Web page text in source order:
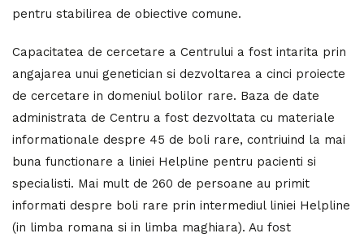
pentru stabilirea de obiective comune.
Capacitatea de cercetare a Centrului a fost intarita prin
angajarea unui genetician si dezvoltarea a cinci proiecte
de cercetare in domeniul bolilor rare. Baza de date
administrata de Centru a fost dezvoltata cu materiale
informationale despre 45 de boli rare, contriuind la mai
buna functionare a liniei Helpline pentru pacienti si
specialisti. Mai mult de 260 de persoane au primit
informati despre boli rare prin intermediul liniei Helpline
(in limba romana si in limba maghiara). Au fost